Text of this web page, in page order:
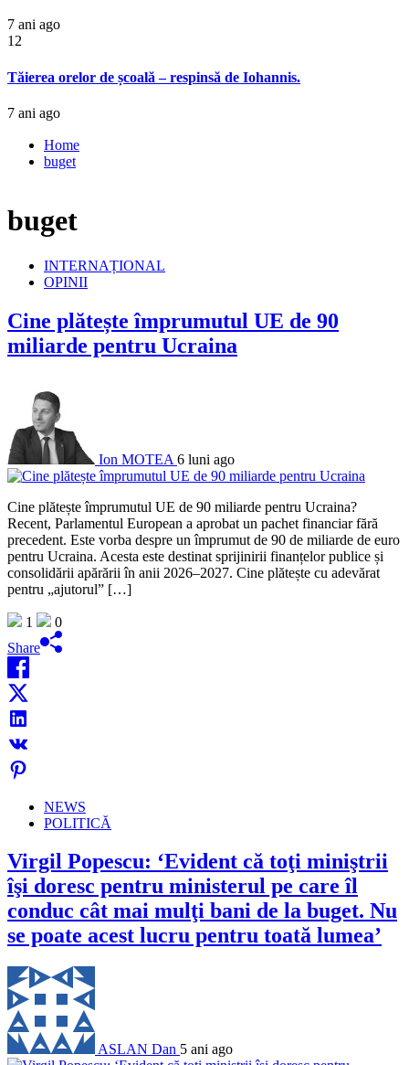
7 ani ago
12
Tăierea orelor de școală – respinsă de Iohannis.
7 ani ago
Home
buget
buget
INTERNAȚIONAL
OPINII
Cine plătește împrumutul UE de 90
miliarde pentru Ucraina
Ion MOTEA 6 luni ago
Cine plătește împrumutul UE de 90 miliarde pentru Ucraina?
Recent, Parlamentul European a aprobat un pachet financiar fără
precedent. Este vorba despre un împrumut de 90 de miliarde de euro
pentru Ucraina. Acesta este destinat sprijinirii finanțelor publice și
consolidării apărării în anii 2026–2027. Cine plătește cu adevărat
pentru „ajutorul” […]
1
0
Share
NEWS
POLITICĂ
Virgil Popescu: ‘Evident că toţi miniştrii
îşi doresc pentru ministerul pe care îl
conduc cât mai mulţi bani de la buget. Nu
se poate acest lucru pentru toată lumea’
ASLAN Dan 5 ani ago